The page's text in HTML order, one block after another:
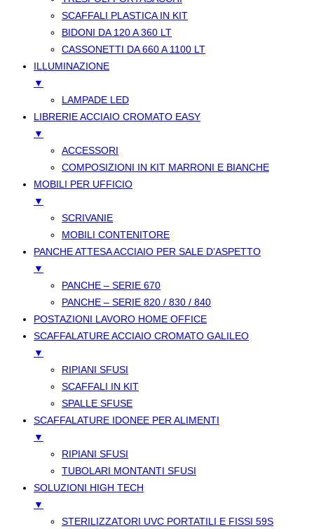
SCAFFALI PLASTICA IN KIT
BIDONI DA 120 A 360 LT
CASSONETTI DA 660 A 1100 LT
ILLUMINAZIONE
▼
LAMPADE LED
LIBRERIE ACCIAIO CROMATO EASY
▼
ACCESSORI
COMPOSIZIONI IN KIT MARRONI E BIANCHE
MOBILI PER UFFICIO
▼
SCRIVANIE
MOBILI CONTENITORE
PANCHE ATTESA ACCIAIO PER SALE D’ASPETTO
▼
PANCHE – SERIE 670
PANCHE – SERIE 820 / 830 / 840
POSTAZIONI LAVORO HOME OFFICE
SCAFFALATURE ACCIAIO CROMATO GALILEO
▼
RIPIANI SFUSI
SCAFFALI IN KIT
SPALLE SFUSE
SCAFFALATURE IDONEE PER ALIMENTI
▼
RIPIANI SFUSI
TUBOLARI MONTANTI SFUSI
SOLUZIONI HIGH TECH
▼
STERILIZZATORI UVC PORTATILI E FISSI 59S